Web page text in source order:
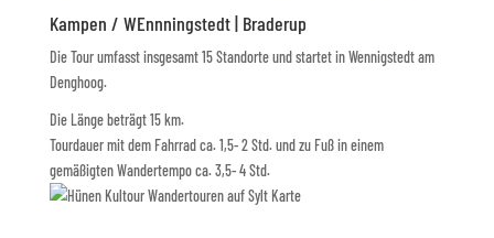
Kampen / WEnnningstedt | Braderup
Die Tour umfasst insgesamt 15 Standorte und startet in Wennigstedt am
Denghoog.
Die Länge beträgt 15 km.
Tourdauer mit dem Fahrrad ca. 1,5- 2 Std. und zu Fuß in einem
gemäßigten Wandertempo ca. 3,5- 4 Std.